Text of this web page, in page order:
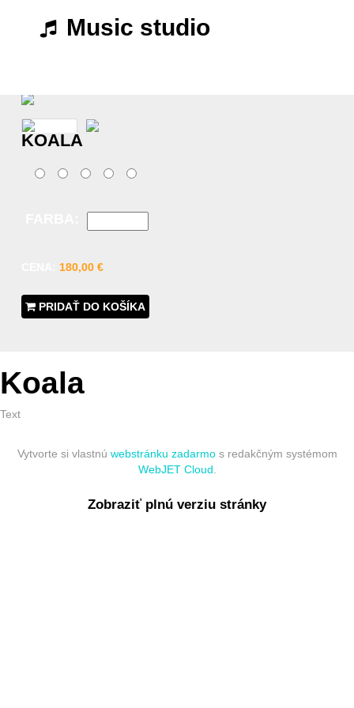
Music studio
KOALA
180,00 €
PRIDAŤ DO KOŠÍKA
Koala
Text
Vytvorte si vlastnú webstránku zadarmos redakčným systémom
WebJET Cloud
Zobraziť plnú verziu stránky